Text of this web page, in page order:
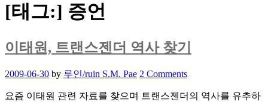
[태그:] 증언
이태원, 트랜스젠더 역사 찾기
Posted
2009-06-30 by 루인/ruin S.M. Pae 2 Comments
요즘 이태원 관련 자료를 찾으며 트랜스젠더의 역사를 유추하